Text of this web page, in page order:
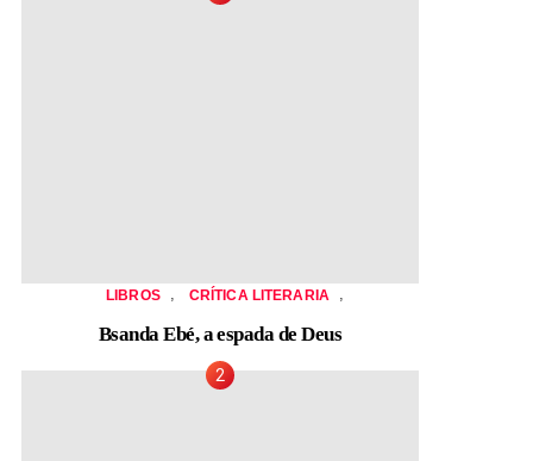
LIBROS , CRÍTICA LITERARIA ,
Bsanda Ebé, a espada de Deus